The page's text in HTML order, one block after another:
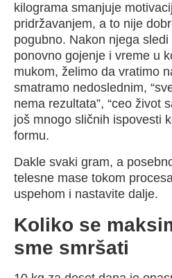
kilograma smanjuje
pridržavanjem, a to nije
pogubno. Nakon njega
ponovno gojenje i vreme u
mukom, želimo da vratimo
smatramo nedoslednim,
nema rezultata”, “ceo život
još mnogo sličnih ispovesti
formu.
Dakle svaki gram, a
telesne mase tokom
uspehom i nastavite dalje.
Koliko se
sme smršati